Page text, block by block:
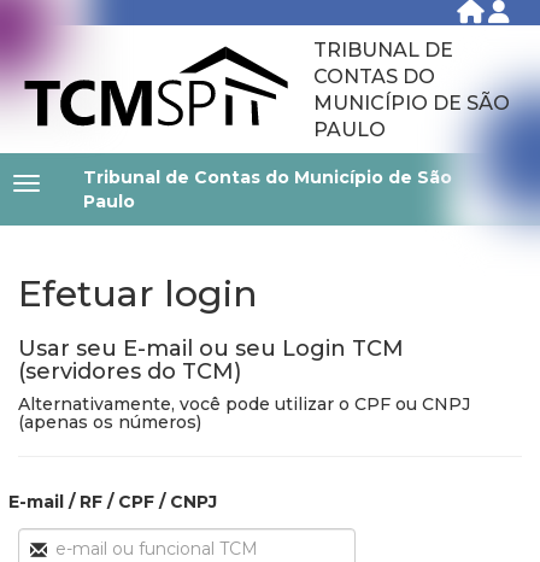
TRIBUNAL DE
CONTAS DO
MUNICÍPIO DE SÃO
PAULO
Tribunal de Contas do Município de São
Paulo
Efetuar login
Usar seu E-mail ou seu Login TCM
(servidores do TCM)
Alternativamente, você pode utilizar o CPF ou CNPJ
(apenas os números)
E-mail / RF / CPF / CNPJ